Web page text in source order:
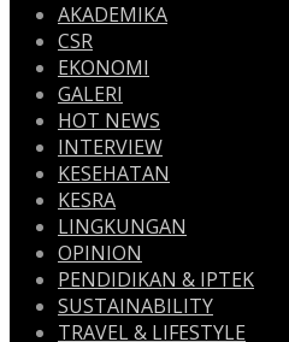
AKADEMIKA
CSR
EKONOMI
GALERI
HOT NEWS
INTERVIEW
KESEHATAN
KESRA
LINGKUNGAN
OPINION
PENDIDIKAN & IPTEK
SUSTAINABILITY
TRAVEL & LIFESTYLE